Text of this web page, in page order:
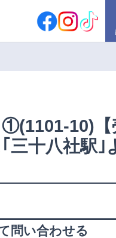
店舗
マンション
所
その他
10)【
十八社駅｣
問い合わせる